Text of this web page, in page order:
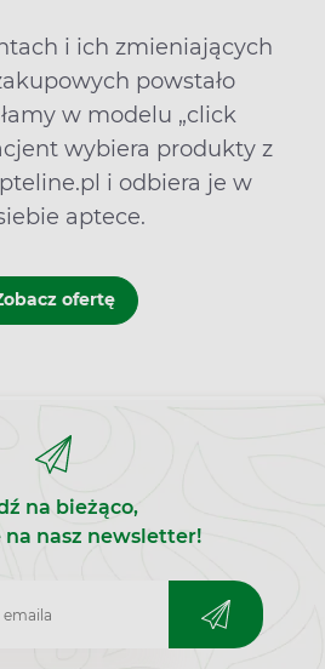
i ich zmieniających
powstało
w modelu „click
wybiera produkty z
i odbiera je w
aptece.
ofertę
na bieżąco,
na nasz newsletter!